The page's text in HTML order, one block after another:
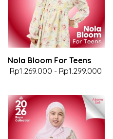
Nola Bloom For Teens
Rp1.269.000 - Rp1.299.000